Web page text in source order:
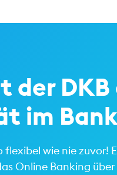
der
im
flexibel wie nie zuvor!
Online Banking